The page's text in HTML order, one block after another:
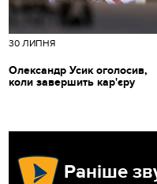
30 ЛИПНЯ
Олександр Усик оголосив,
коли завершить кар'єру
Раніше